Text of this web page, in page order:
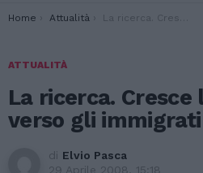
You are here:
Home Attualità La ricerca. Cresce la diffidenza verso gli immigrati
ATTUALITÀ
La ricerca.
verso gli immigrati
di Elvio Pasca
29 Aprile 2008, 15:18